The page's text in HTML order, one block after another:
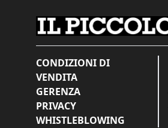
CONDIZIONI DI
VENDITA
GERENZA
PRIVACY
WHISTLEBLOWING